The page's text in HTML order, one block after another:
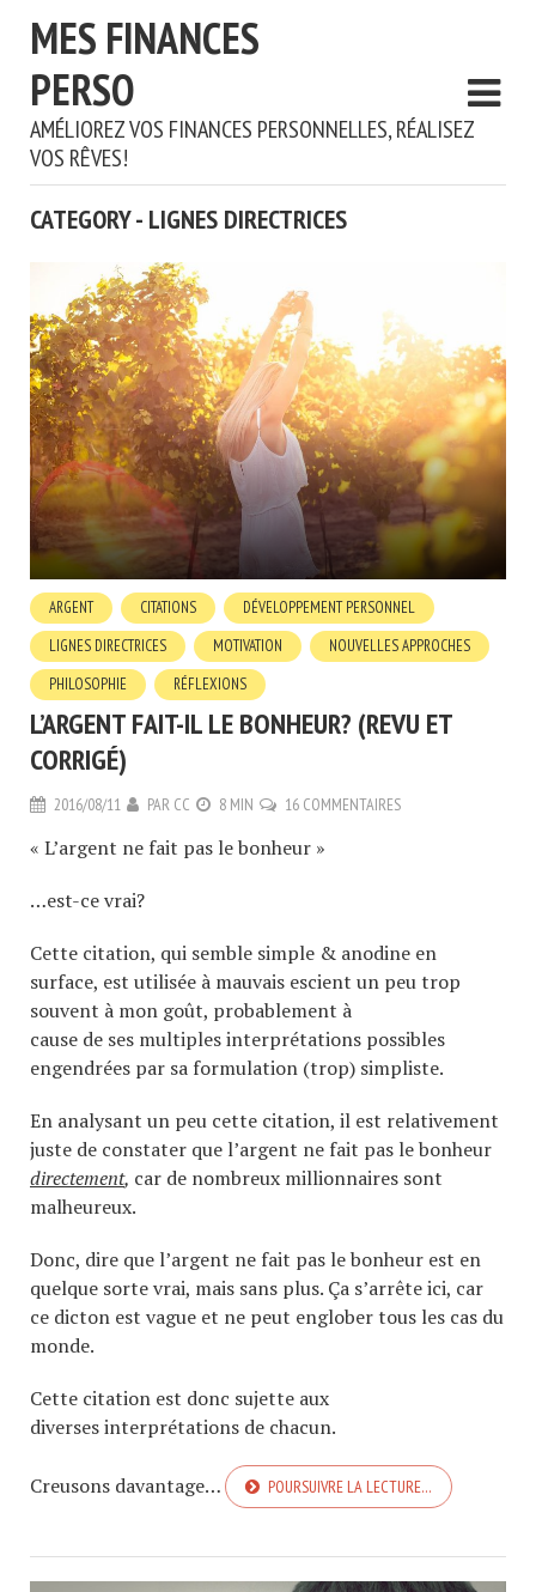
MES FINANCES
PERSO
AMÉLIOREZ VOS FINANCES PERSONNELLES, RÉALISEZ
VOS RÊVES!
CATEGORY - LIGNES DIRECTRICES
ARGENT CITATIONS
DÉVELOPPEMENT PERSONNEL
LIGNES DIRECTRICES
MOTIVATION
NOUVELLES APPROCHES
PHILOSOPHIE
RÉFLEXIONS
L’ARGENT FAIT-IL LE BONHEUR? (REVU ET
CORRIGÉ)
2016/08/11 PAR CC 8 MIN 16 COMMENTAIRES
« L’argent ne fait pas le bonheur »
…est-ce vrai?
Cette citation, qui semble simple & anodine en
surface, est utilisée à mauvais escient un peu trop
souvent à mon goût, probablement à
cause de ses multiples interprétations possibles
engendrées par sa formulation (trop) simpliste.
En analysant un peu cette citation, il est relativement
juste de constater que l’argent ne fait pas le bonheur
directement, car de nombreux millionnaires sont
malheureux.
Donc, dire que l’argent ne fait pas le bonheur est en
quelque sorte vrai, mais sans plus. Ça s’arrête ici, car
ce dicton est vague et ne peut englober tous les cas du
monde.
Cette citation est donc sujette aux
diverses interprétations de chacun.
Creusons davantage… POURSUIVRE LA LECTURE…